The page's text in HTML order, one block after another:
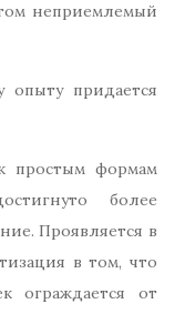
неприемлемый
опыту придается
простым формам
более
Проявляется в
в том, что
ограждается от